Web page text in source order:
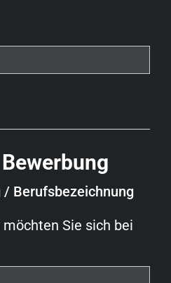
Berufsbezeichnung
Sie sich bei